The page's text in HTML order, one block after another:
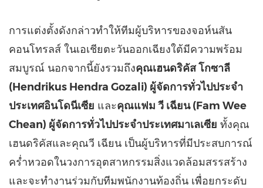
การแต่งตั้งดังกล่าวทำให้ทีมผู้บริหารของจอห์นสัน
คอนโทรลส์ ในเอเชียตะวันออกเฉียงใต้มีความพร้อม
สมบูรณ์ นอกจากนี้ยังรวมถึงคุณเฮนดริคัส โกซาลี
(Hendrikus Hendra Gozali) ผู้จัดการทั่วไปประจำ
ประเทศอินโดนีเซีย และคุณแฟม วี เฉียน (Fam Wee
Chean) ผู้จัดการทั่วไปประจำประเทศมาเลเซีย ทั้งคุณ
เฮนดริคัสและคุณวี เฉียน เป็นผู้บริหารที่มีประสบการณ์
คร่ำหวอดในวงการอุตสาหกรรมสิ่งแวดล้อมสรรสร้าง
และจะทำงานร่วมกับทีมพนักงานท้องถิ่น เพื่อยกระดับ